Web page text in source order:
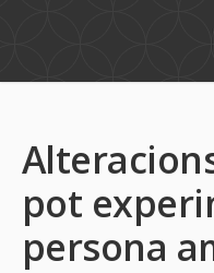
pot
persona